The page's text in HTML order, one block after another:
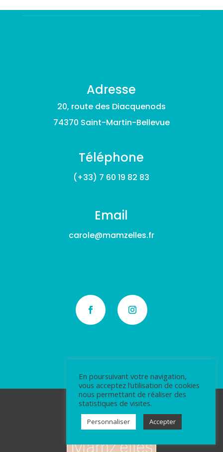
Adresse
20, route des Diacquenods
74370 Saint-Martin-Bellevue
Téléphone
(+33) 7 60 19 82 83
Email
carole@mamzelles.fr
En poursuivant votre navigation,
vous acceptez l’utilisation de cookies
nous permettant de réaliser des
statistiques de visites.
Personnaliser Accepter